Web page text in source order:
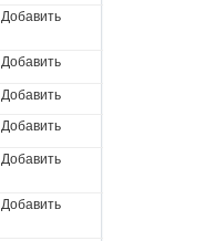
Добавить
Добавить
Добавить
Добавить
Добавить
Добавить